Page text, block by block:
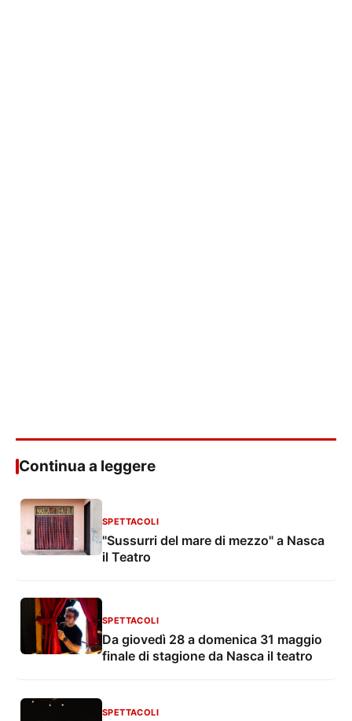
Continua a leggere
SPETTACOLI
"Sussurri del mare di mezzo" a Nasca
il Teatro
SPETTACOLI
Da giovedì 28 a domenica 31 maggio
finale di stagione da Nasca il teatro
SPETTACOLI